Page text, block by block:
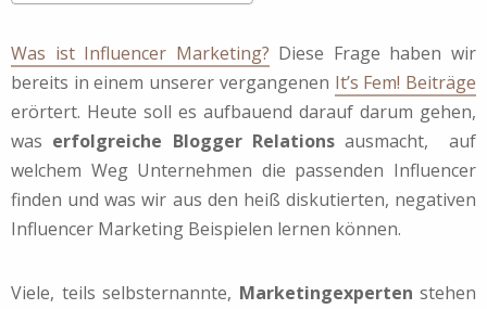
Was ist Influencer Marketing? Diese Frage haben wir
bereits in einem unserer vergangenen It’s Fem! Beiträge
erörtert. Heute soll es aufbauend darauf darum gehen,
was erfolgreiche Blogger Relations ausmacht, auf
welchem Weg Unternehmen die passenden Influencer
finden und was wir aus den heiß diskutierten, negativen
Influencer Marketing Beispielen lernen können.
Viele, teils selbsternannte, Marketingexperten stehen